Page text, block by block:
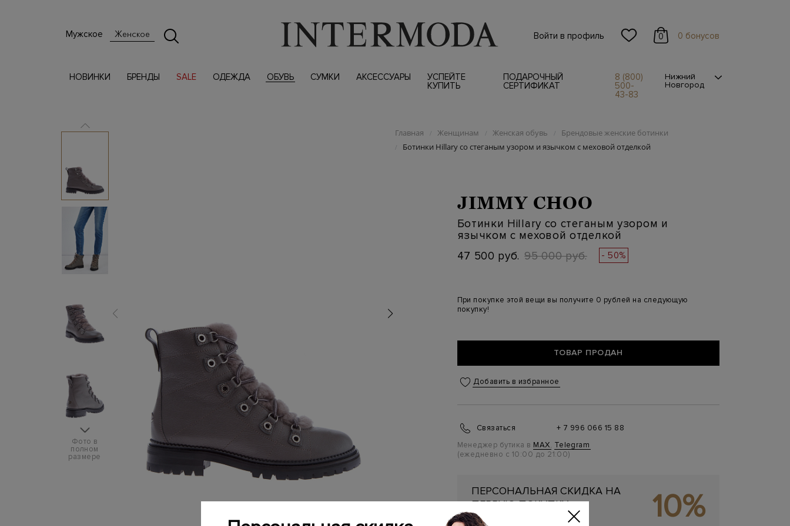
Мужское Женское Войти в профиль 0 0 бонусов
НОВИНКИ БРЕНДЫ SALE ОДЕЖДА ОБУВЬ СУМКИ АКСЕССУАРЫ
УСПЕЙТЕ
КУПИТЬ
ПОДАРОЧНЫЙ
СЕРТИФИКАТ
8 (800)
500-
43-83
Нижний
Новгород
Фото в
полном
размере
Главная / Женщинам / Женская обувь / Брендовые женские ботинки
/ Ботинки Hillary со стеганым узором и язычком с меховой отделкой
JIMMY CHOO
Ботинки Hillary со стеганым узором и
язычком с меховой отделкой
47 500 руб. 95 000 руб. - 50%
При покупке этой вещи вы получите 0 рублей на следующую
покупку!
ТОВАР ПРОДАН
Добавить в избранное
Связаться
+ 7 996 066 15 88
Менеджер бутика в MAX, Telegram
(ежедневно с 10:00 до 21:00)
ПЕРСОНАЛЬНАЯ СКИДКА НА
ПЕРВУЮ ПОКУПКУ
Подробнее 10%